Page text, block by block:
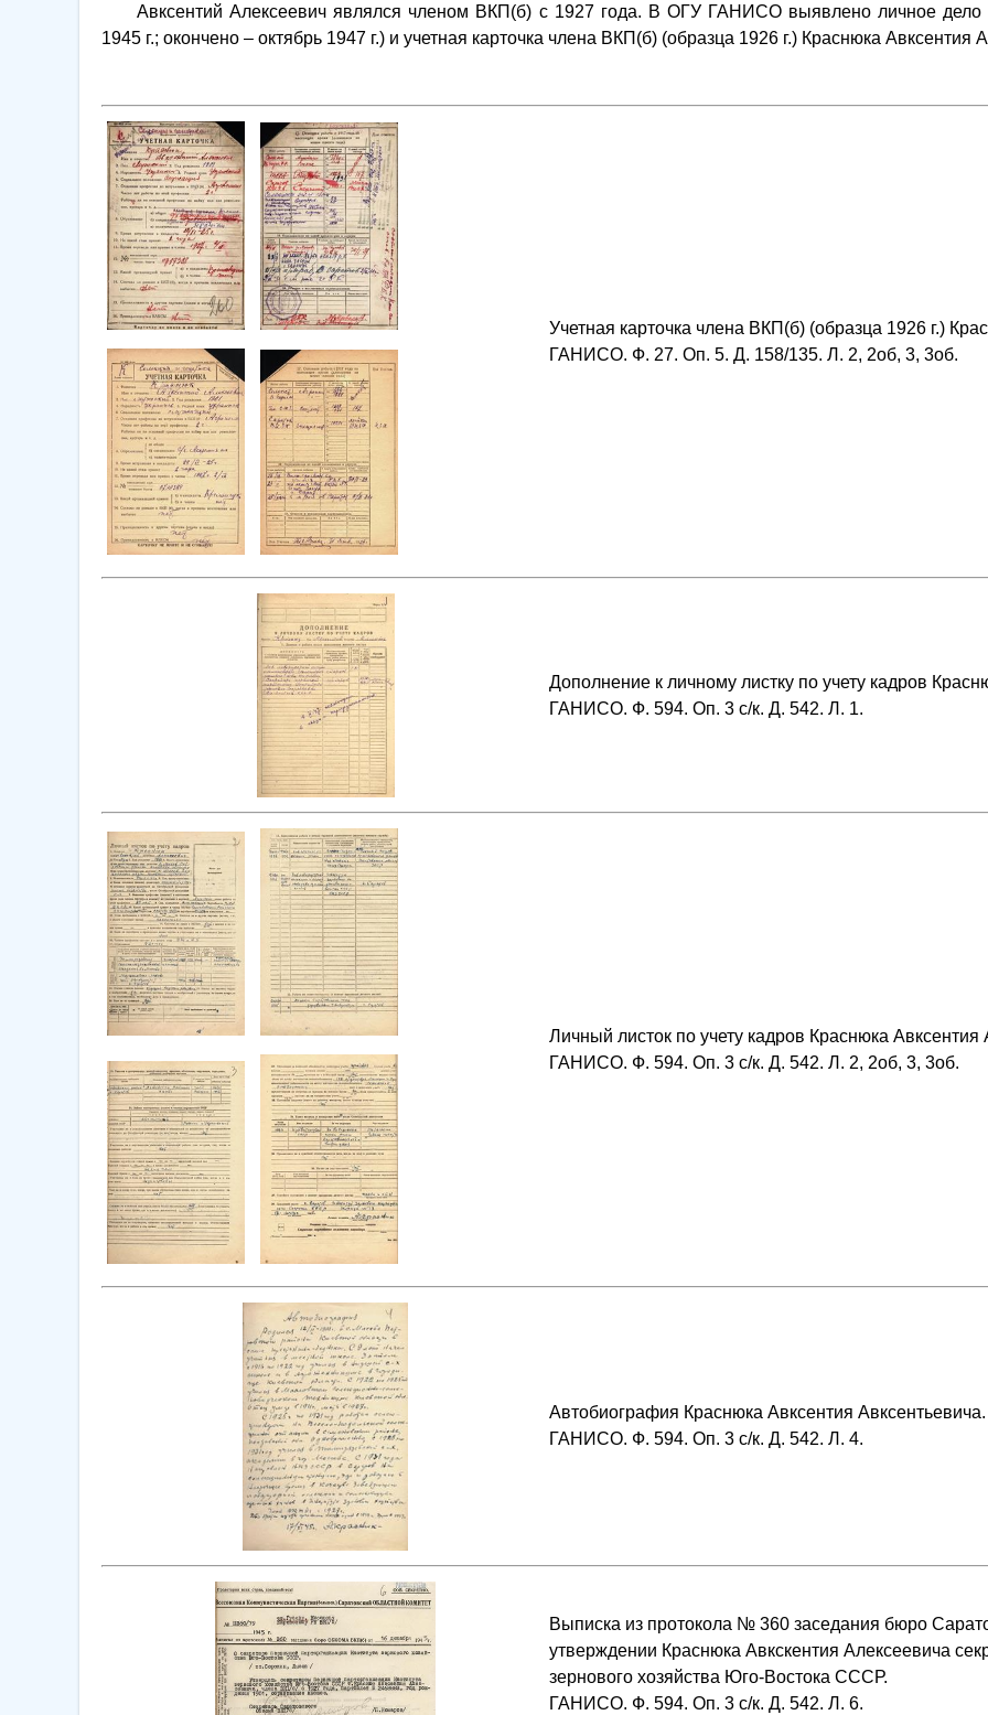
Авксентий Алексеевич являлся членом ВКП(б) с 1927 года. В ОГУ ГАНИСО выявлено личное дело
1945 г.; окончено – октябрь 1947 г.) и учетная карточка члена ВКП(б) (образца 1926 г.) Краснюка Авксентия
Учетная карточка члена ВКП(б) (образца 1926 г.)
ГАНИСО. Ф. 27. Оп. 5. Д. 158/135. Л. 2, 2об, 3, 3об.
Дополнение к личному листку по учету кадров
ГАНИСО. Ф. 594. Оп. 3 с/к. Д. 542. Л. 1.
Личный листок по учету кадров Краснюка Авксентия
ГАНИСО. Ф. 594. Оп. 3 с/к. Д. 542. Л. 2, 2об, 3, 3об.
Автобиография Краснюка Авксентия Авксентьевича.
ГАНИСО. Ф. 594. Оп. 3 с/к. Д. 542. Л. 4.
Выписка из протокола № 360 заседания бюро
утверждении Краснюка Авкскентия Алексеевича
зернового хозяйства Юго-Востока СССР.
ГАНИСО. Ф. 594. Оп. 3 с/к. Д. 542. Л. 6.